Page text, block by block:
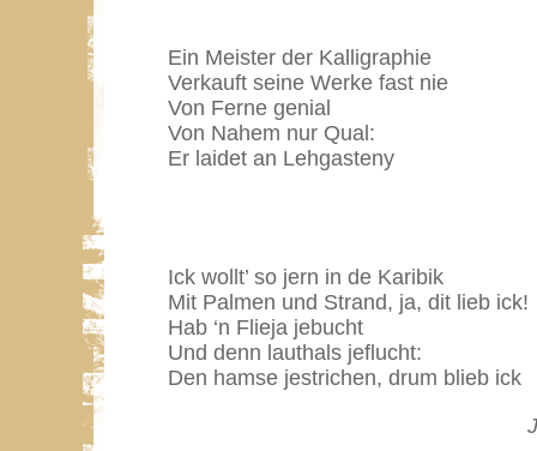
Ein Meister der Kalligraphie
Verkauft seine Werke fast nie
Von Ferne genial
Von Nahem nur Qual:
Er laidet an Lehgasteny
Ick wollt’ so jern in de Karibik
Mit Palmen und Strand, ja, dit lieb ick!
Hab ‘n Flieja jebucht
Und denn lauthals jeflucht:
Den hamse jestrichen, drum blieb ick